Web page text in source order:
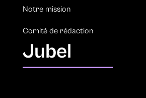
Notre mission
Comité de rédaction
Jubel